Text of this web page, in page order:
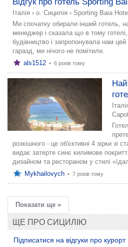
Італія › о. Сицилія › Sporting Baia
Ми спочатку обирали інший готель,
менеджер і сказала що в тому
будівництво і запропонувала нам
гаразд, ми нічого не помітили.
als1512 • 6 років тому
розкішного - це об'єктивні 4 зірки зі
видає затерте синє килимове
дизайном та рестораном у стилі
Mykhailovych • 7 років тому
Показати ще »
ЩЕ ПРО СИЦИЛІЮ
Підписатися на відгуки про курорт